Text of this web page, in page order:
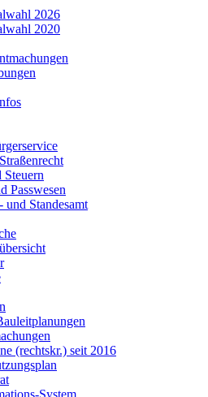
2026
2020
Steuern
Passwesen
und Standesamt
(rechtskr.) seit 2016
System